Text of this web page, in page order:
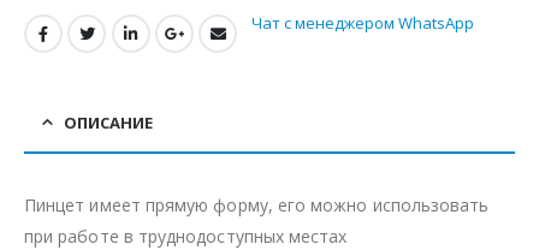
Чат с менеджером WhatsApp
ОПИСАНИЕ
Пинцет имеет прямую форму, его можно использовать
при работе в труднодоступных местах